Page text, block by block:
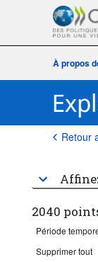
À propos
Retour
2040
Période
Supprimer tout